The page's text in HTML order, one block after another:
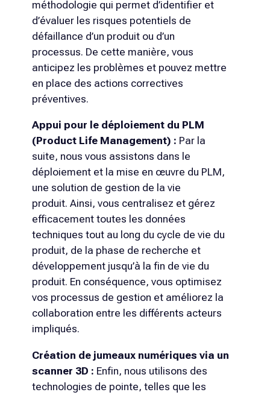
méthodologie qui permet d’identifier et
d’évaluer les risques potentiels de
défaillance d’un produit ou d’un
processus. De cette manière, vous
anticipez les problèmes et pouvez mettre
en place des actions correctives
préventives.
Appui pour le déploiement du PLM
(Product Life Management) : Par la
suite, nous vous assistons dans le
déploiement et la mise en œuvre du PLM,
une solution de gestion de la vie
produit. Ainsi, vous centralisez et gérez
efficacement toutes les données
techniques tout au long du cycle de vie du
produit, de la phase de recherche et
développement jusqu’à la fin de vie du
produit. En conséquence, vous optimisez
vos processus de gestion et améliorez la
collaboration entre les différents acteurs
impliqués.
Création de jumeaux numériques via un
scanner 3D : Enfin, nous utilisons des
technologies de pointe, telles que les